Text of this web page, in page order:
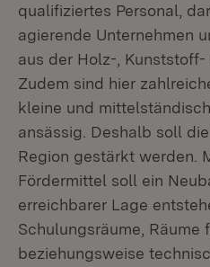
qualifiziertes Personal,
agierende Unternehmen
aus der Holz-,
Zudem sind hier
kleine und
ansässig. Deshalb soll
Region gestärkt werden.
Fördermittel soll ein
erreichbarer Lage
Schulungsräume, Räume
beziehungsweise